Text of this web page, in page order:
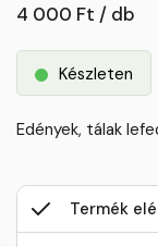
4 000 Ft / db
Készleten
Edények, tálak
Termék